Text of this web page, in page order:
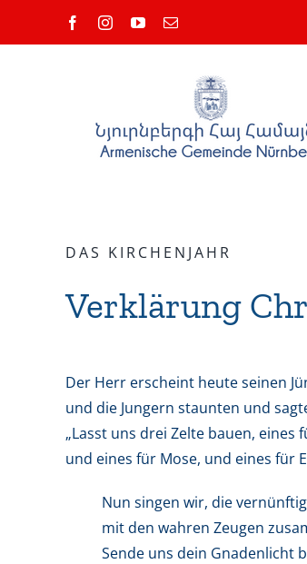
FacebookInstagramYouTubeEmail
DAS KIRCHENJAHR
Verklärung
Der Herr erscheint heute seinen
und die Jungern staunten und
„Lasst uns drei Zelte bauen, eines
und eines für Mose, und eines für
Nun singen wir, die
mit den wahren Zeugen
Sende uns dein Gnadenlicht